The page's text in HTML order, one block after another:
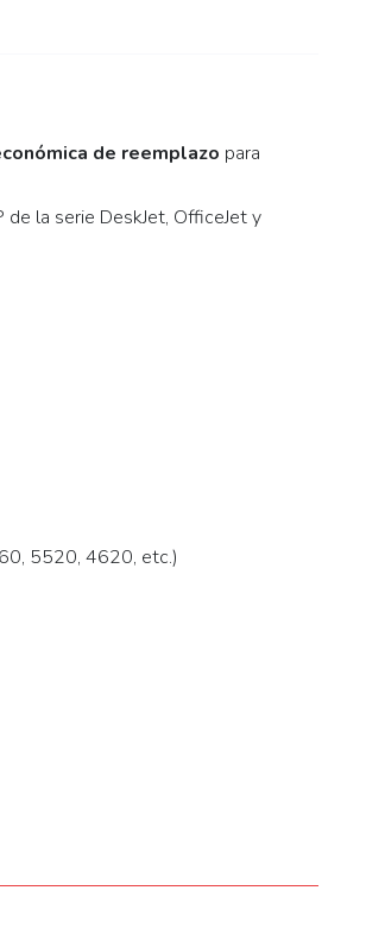
de reemplazo para
la serie DeskJet, OfficeJet y
5520, 4620, etc.)